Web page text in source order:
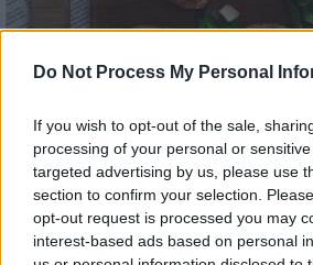
Do Not Process My Personal
If you wish to opt-out of the sale,
processing of your personal or
targeted advertising by us, please use
section to confirm your selection.
opt-out request is processed you may
interest-based ads based on personal
Food & Drink|30.04.2022 08:20
Φτιάχνουμε